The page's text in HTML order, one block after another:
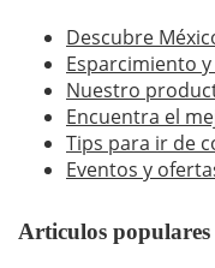
Descubre
Esparcimiento
Nuestro
Encuentra el
Tips para ir de
Eventos y
Articulos populares